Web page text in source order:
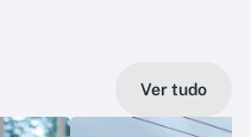
Ver tudo